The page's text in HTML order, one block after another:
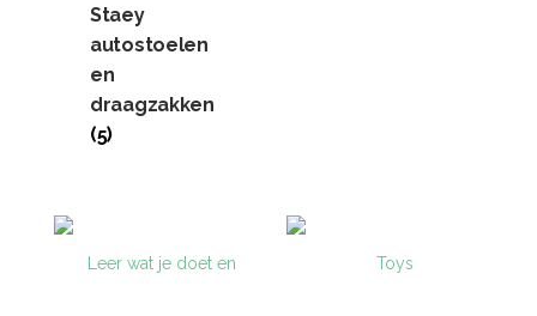
Staey
autostoelen
en
draagzakken
(5)